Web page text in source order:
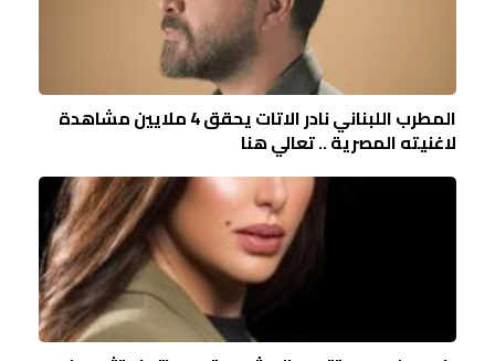
المطرب اللبناني نادر الاتات يحقق 4 ملايين مشاهدة
لاغنيته المصرية .. تعالي هنا